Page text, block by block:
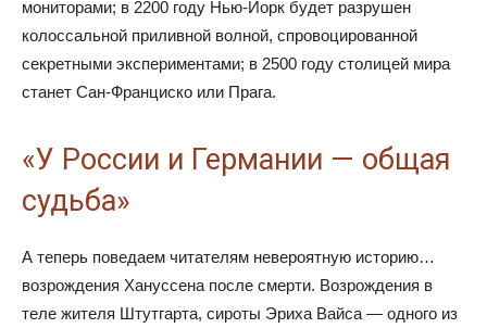
мониторами; в 2200 году Нью-Йорк будет разрушен
колоссальной приливной волной, спровоцированной
секретными экспериментами; в 2500 году столицей мира
станет Сан-Франциско или Прага.
«У России и Германии — общая
судьба»
А теперь поведаем читателям невероятную историю…
возрождения Хануссена после смерти. Возрождения в
теле жителя Штутгарта, сироты Эриха Вайса — одного из